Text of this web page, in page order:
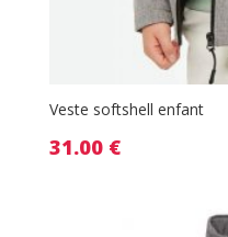
Veste softshell enfant
31.00 €